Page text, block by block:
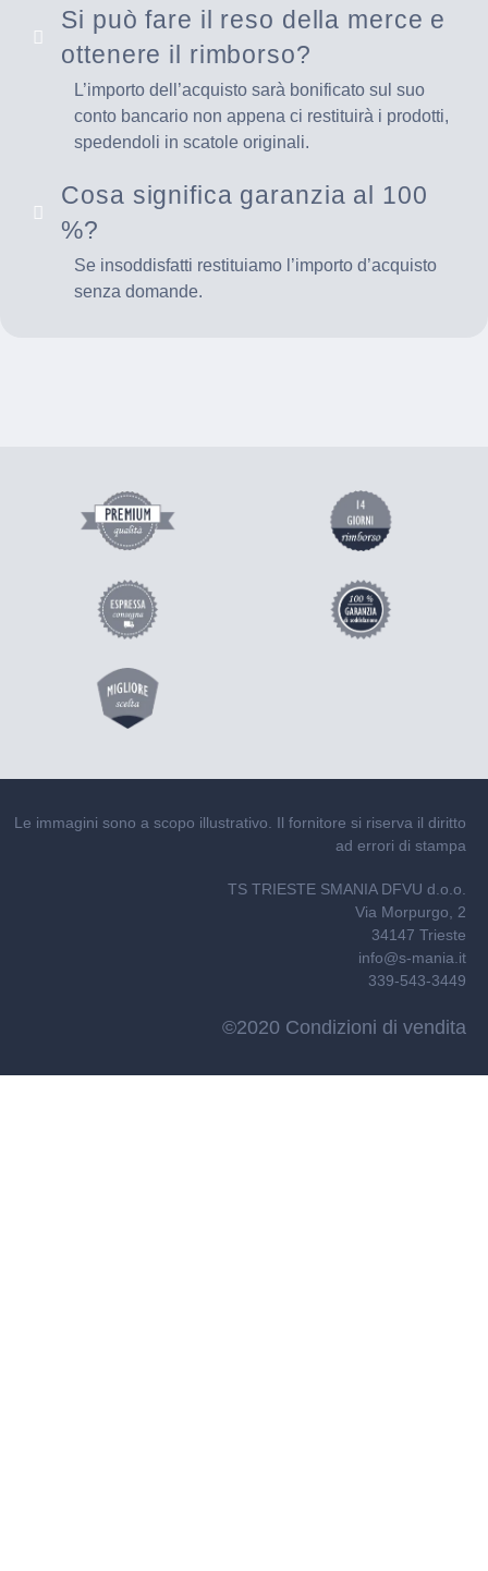
Si può fare il reso della merce e
ottenere il rimborso?
L’importo dell’acquisto sarà bonificato sul suo
conto bancario non appena ci restituirà i prodotti,
spedendoli in scatole originali.
Cosa significa garanzia al 100
%?
Se insoddisfatti restituiamo l’importo d’acquisto
senza domande.
Le immagini sono a scopo illustrativo. Il fornitore si riserva il diritto
ad errori di stampa
TS TRIESTE SMANIA DFVU d.o.o.
Via Morpurgo, 2
34147 Trieste
info@s-mania.it
339-543-3449
©2020 Condizioni di vendita